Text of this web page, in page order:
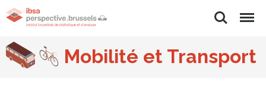
Rechercher
Menu
Mobilité et Transport